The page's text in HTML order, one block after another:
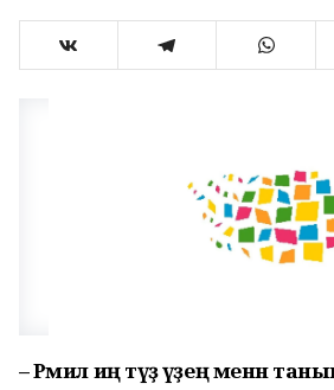
– Рәмил иң тәүҙә үҙең менән